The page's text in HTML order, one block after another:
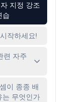
지정 강조
습
작하세요!
련 자주
이 종종 배
는 무엇인가